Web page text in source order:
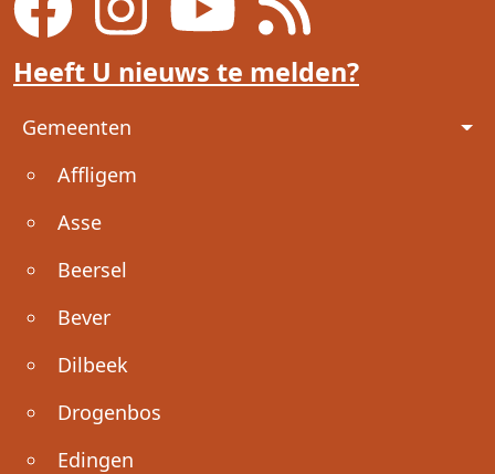
Heeft U nieuws te melden?
Voet
Gemeenten
Affligem
Asse
Beersel
Bever
Dilbeek
Drogenbos
Edingen